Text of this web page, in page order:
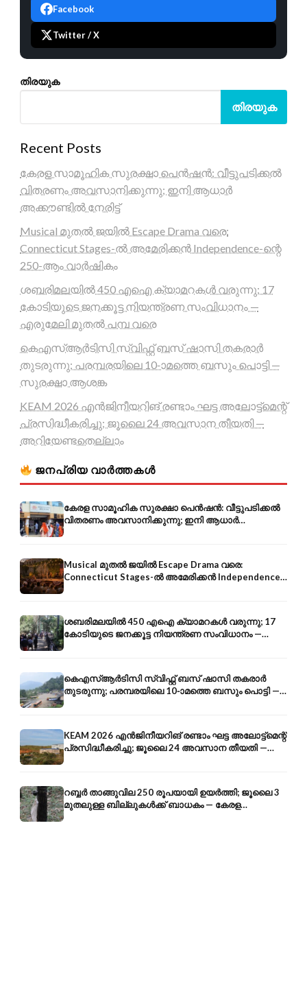
Facebook
Twitter / X
തിരയുക
തിരയുക
Recent Posts
കേരള സാമൂഹിക സുരക്ഷാ പെൻഷൻ: വീട്ടുപടിക്കൽ
വിതരണം അവസാനിക്കുന്നു; ഇനി ആധാർ
അക്കൗണ്ടിൽ നേരിട്ട്
Musical മുതൽ ജയിൽ Escape Drama വരെ:
Connecticut Stages-ൽ അമേരിക്കൻ Independence-ന്റെ
250-ആം വാർഷികം
ശബരിമലയിൽ 450 എഐ ക്യാമറകൾ വരുന്നു; 17
കോടിയുടെ ജനക്കൂട്ട നിയന്ത്രണ സംവിധാനം —
എരുമേലി മുതൽ പമ്പ വരെ
കെഎസ്ആർടിസി സ്വിഫ്റ്റ് ബസ് ഷാസി തകരാർ
തുടരുന്നു; പരമ്പരയിലെ 10-ാമത്തെ ബസും പൊട്ടി —
സുരക്ഷാ ആശങ്ക
KEAM 2026 എൻജിനീയറിങ് രണ്ടാം ഘട്ട അലോട്ട്മെന്റ്
പ്രസിദ്ധീകരിച്ചു; ജൂലൈ 24 അവസാന തീയതി —
അറിയേണ്ടതെല്ലാം
ജനപ്രിയ വാർത്തകൾ
കേരള സാമൂഹിക സുരക്ഷാ പെൻഷൻ: വീട്ടുപടിക്കൽ
വിതരണം അവസാനിക്കുന്നു; ഇനി ആധാർ
അക്കൗണ്ടിൽ നേരിട്ട്
Musical മുതൽ ജയിൽ Escape Drama വരെ:
Connecticut Stages-ൽ അമേരിക്കൻ Independence-
ന്റെ 250-ആം വാർഷികം
ശബരിമലയിൽ 450 എഐ ക്യാമറകൾ വരുന്നു; 17
കോടിയുടെ ജനക്കൂട്ട നിയന്ത്രണ സംവിധാനം —
എരുമേലി മുതൽ പമ്പ വരെ
കെഎസ്ആർടിസി സ്വിഫ്റ്റ് ബസ് ഷാസി തകരാർ
തുടരുന്നു; പരമ്പരയിലെ 10-ാമത്തെ ബസും പൊട്ടി —
സുരക്ഷാ ആശങ്ക
KEAM 2026 എൻജിനീയറിങ് രണ്ടാം ഘട്ട അലോട്ട്മെന്റ്
പ്രസിദ്ധീകരിച്ചു; ജൂലൈ 24 അവസാന തീയതി —
അറിയേണ്ടതെല്ലാം
റബ്ബർ താങ്ങുവില 250 രൂപയായി ഉയർത്തി; ജൂലൈ 3
മുതലുള്ള ബില്ലുകൾക്ക് ബാധകം — കേരള
കർഷകർക്ക് ആശ്വാസം